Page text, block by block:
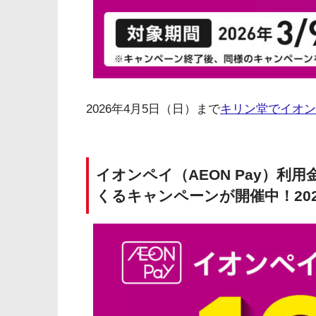
2026年4月5日（日）までキリン堂でイオ
イオンペイ（AEON Pay）利用
くるキャンペーンが開催中！